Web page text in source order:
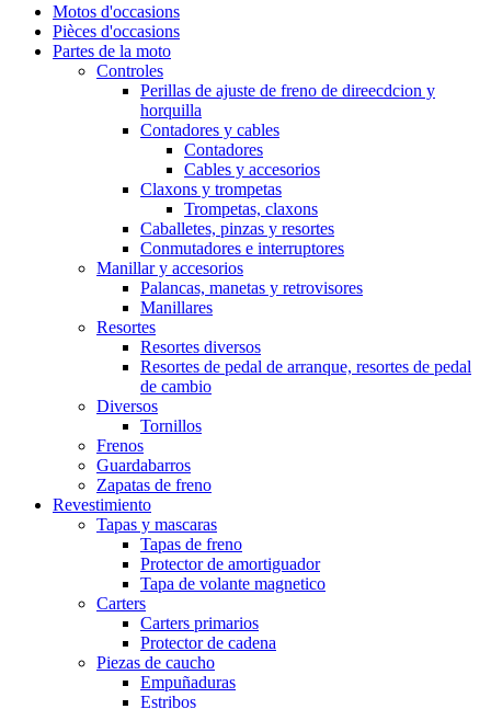
Motos d'occasions
Pièces d'occasions
Partes de la moto
Controles
Perillas de ajuste de freno de direecdcion y
horquilla
Contadores y cables
Contadores
Cables y accesorios
Claxons y trompetas
Trompetas, claxons
Caballetes, pinzas y resortes
Conmutadores e interruptores
Manillar y accesorios
Palancas, manetas y retrovisores
Manillares
Resortes
Resortes diversos
Resortes de pedal de arranque, resortes de pedal
de cambio
Diversos
Tornillos
Frenos
Guardabarros
Zapatas de freno
Revestimiento
Tapas y mascaras
Tapas de freno
Protector de amortiguador
Tapa de volante magnetico
Carters
Carters primarios
Protector de cadena
Piezas de caucho
Empuñaduras
Estribos